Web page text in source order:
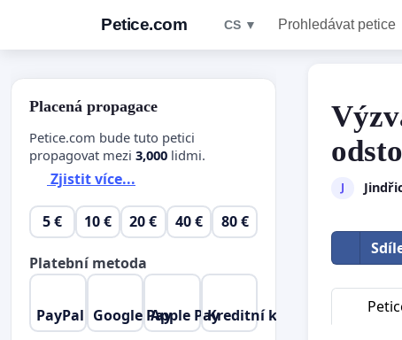
Petice.com CS ▼ Prohledávat petice
J
Placená propagace
Petice.com bude tuto petici
propagovat mezi 3,000 lidmi.
Zjistit více...
5 € 10 € 20 € 40 € 80 €
Platební metoda
PayPal Google PayApple PayKreditní karta